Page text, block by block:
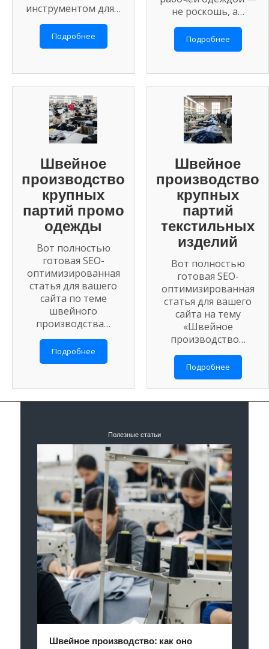
инструментом для…
Подробнее
не роскошь, а…
Подробнее
Швейное
производство
крупных
партий промо
одежды
Вот полностью
готовая SEO-
оптимизированная
статья для вашего
сайта по теме
швейного
производства…
Подробнее
Швейное
производство
крупных
партий
текстильных
изделий
Вот полностью
готовая SEO-
оптимизированная
статья для вашего
сайта на тему
«Швейное
производство…
Подробнее
Полезные статьи
Швейное производство: как оно